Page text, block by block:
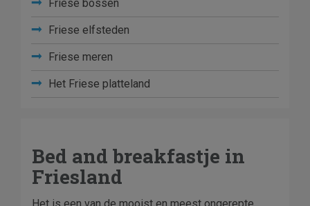
Friese bossen
Friese elfsteden
Friese meren
Het Friese platteland
Bed and breakfastje in
Friesland